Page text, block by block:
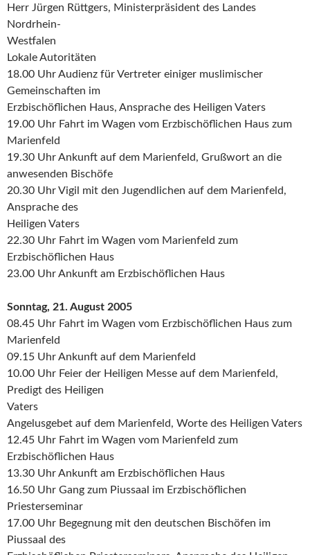
Herr Jürgen Rüttgers, Ministerpräsident des Landes
Nordrhein-
Westfalen
Lokale Autoritäten
18.00 Uhr Audienz für Vertreter einiger muslimischer
Gemeinschaften im
Erzbischöflichen Haus, Ansprache des Heiligen Vaters
19.00 Uhr Fahrt im Wagen vom Erzbischöflichen Haus zum
Marienfeld
19.30 Uhr Ankunft auf dem Marienfeld, Grußwort an die
anwesenden Bischöfe
20.30 Uhr Vigil mit den Jugendlichen auf dem Marienfeld,
Ansprache des
Heiligen Vaters
22.30 Uhr Fahrt im Wagen vom Marienfeld zum
Erzbischöflichen Haus
23.00 Uhr Ankunft am Erzbischöflichen Haus
Sonntag, 21. August 2005
08.45 Uhr Fahrt im Wagen vom Erzbischöflichen Haus zum
Marienfeld
09.15 Uhr Ankunft auf dem Marienfeld
10.00 Uhr Feier der Heiligen Messe auf dem Marienfeld,
Predigt des Heiligen
Vaters
Angelusgebet auf dem Marienfeld, Worte des Heiligen Vaters
12.45 Uhr Fahrt im Wagen vom Marienfeld zum
Erzbischöflichen Haus
13.30 Uhr Ankunft am Erzbischöflichen Haus
16.50 Uhr Gang zum Piussaal im Erzbischöflichen
Priesterseminar
17.00 Uhr Begegnung mit den deutschen Bischöfen im
Piussaal des